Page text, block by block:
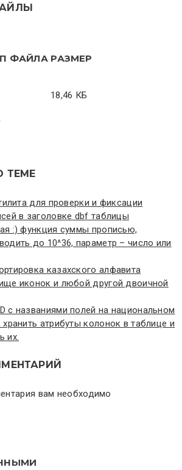
ФАЙЛА РАЗМЕР
18,46 КБ
ТЕМЕ
для проверки и фиксации
в заголовке dbf таблицы
:) функция суммы прописью,
до 10^36, параметр – число или
казахского алфавита
иконок и любой другой двоичной
с названиями полей на национальном
атрибуты колонок в таблице и
их.
вам необходимо